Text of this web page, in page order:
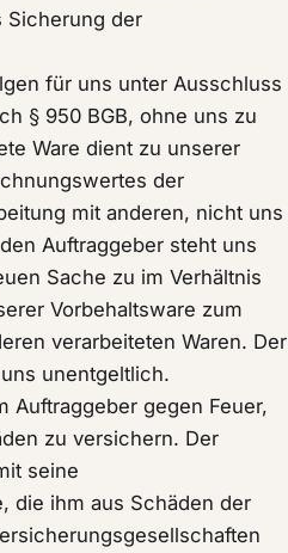
Sicherung der
für uns unter Ausschluss
§ 950 BGB, ohne uns zu
Ware dient zu unserer
der
mit anderen, nicht uns
Auftraggeber steht uns
Sache zu im Verhältnis
Vorbehaltsware zum
verarbeiteten Waren. Der
unentgeltlich.
Auftraggeber gegen Feuer,
zu versichern. Der
seine
die ihm aus Schäden der